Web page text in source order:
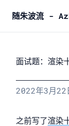
随朱波流 -
面试题：渲染
2022年3月22
之前写了渲染